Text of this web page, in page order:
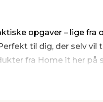
opgaver – lige fra
til dig, der selv vil
fra Home it her på